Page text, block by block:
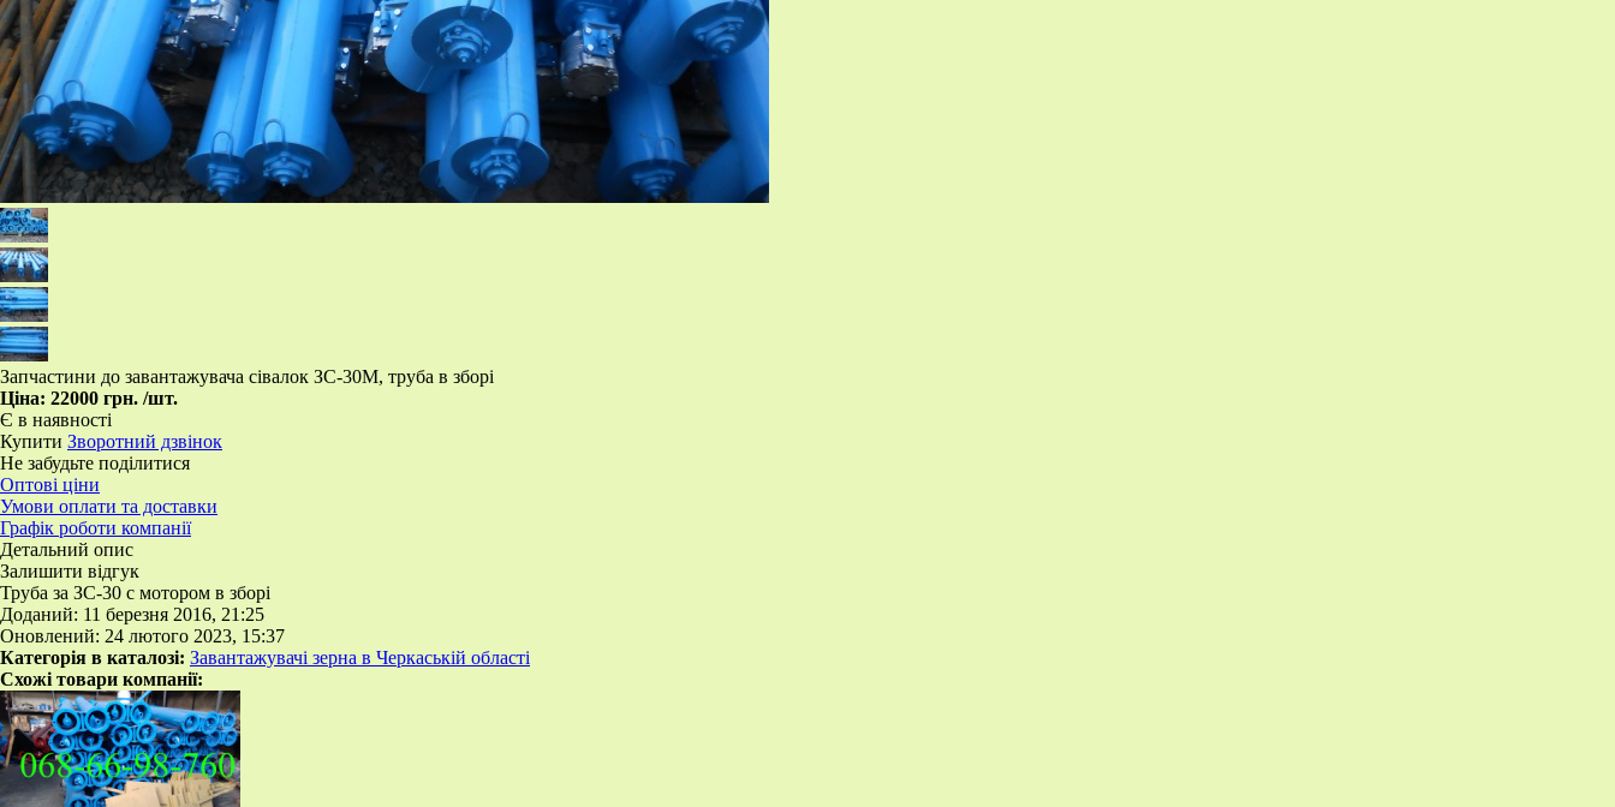
Запчастини до завантажувача сівалок ЗС-30М, труба в зборі
Ціна: 22000 грн. /шт.
Є в наявності
Купити Зворотний дзвінок
Не забудьте поділитися
Оптові ціни
Умови оплати та доставки
Графік роботи компанії
Детальний опис
Залишити відгук
Труба за ЗС-30 с мотором в зборі
Доданий: 11 березня 2016, 21:25
Оновлений: 24 лютого 2023, 15:37
Категорія в каталозі: Завантажувачі зерна в Черкаській області
Схожі товари компанії: